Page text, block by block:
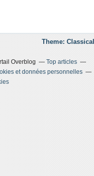
Theme:
Overblog
Top articles
et données personnelles